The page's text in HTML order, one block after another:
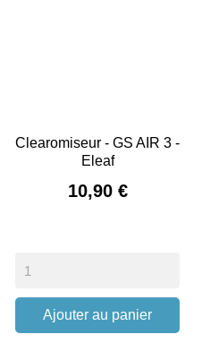
Clearomiseur - GS AIR 3 -
Eleaf
Prix
10,90 €
Ajouter au panier